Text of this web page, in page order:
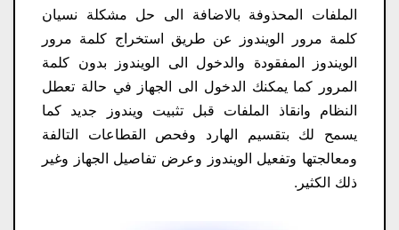
الملفات المحذوفة بالاضافة الى حل مشكلة نسيان
كلمة مرور الويندوز عن طريق استخراج كلمة مرور
الويندوز المفقودة والدخول الى الويندوز بدون كلمة
المرور كما يمكنك الدخول الى الجهاز في حالة تعطل
النظام وانقاذ الملفات قبل تثبيت ويندوز جديد كما
يسمح لك بتقسيم الهارد وفحص القطاعات التالفة
ومعالجتها وتفعيل الويندوز وعرض تفاصيل الجهاز وغير
ذلك الكثير.